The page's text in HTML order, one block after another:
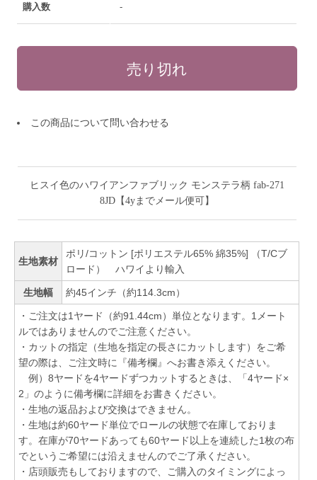
購入数 -
この商品について問い合わせる
ヒスイ色のハワイアンファブリック モンステラ柄 fab-271
8JD【4yまでメール便可】
生地素材
ポリ/コットン [ポリエステル65% 綿35%] （T/Cブ
ロード） ハワイより輸入
生地幅 約45インチ（約114.3cm）
・ご注文は1ヤード（約91.44cm）単位となります。1メート
ルではありませんのでご注意ください。
・カットの指定（生地を指定の長さにカットします）をご希
望の際は、ご注文時に『備考欄』へお書き添えください。
例）8ヤードを4ヤードずつカットするときは、「4ヤード×
2」のように備考欄に詳細をお書きください。
・生地の返品および交換はできません。
・生地は約60ヤード単位でロールの状態で在庫しておりま
す。在庫が70ヤードあっても60ヤード以上を連続した1枚の布
でというご希望には沿えませんのでご了承ください。
・店頭販売もしておりますので、ご購入のタイミングによっ